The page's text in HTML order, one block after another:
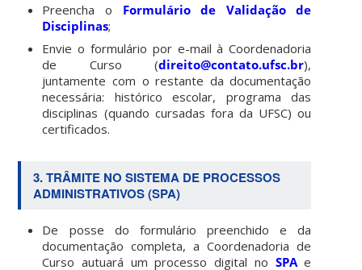
Preencha o Formulário de Validação de
Disciplinas;
Envie o formulário por e-mail à Coordenadoria
de Curso (direito@contato.ufsc.br),
juntamente com o restante da documentação
necessária: histórico escolar, programa das
disciplinas (quando cursadas fora da UFSC) ou
certificados.
3. TRÂMITE NO SISTEMA DE PROCESSOS
ADMINISTRATIVOS (SPA)
De posse do formulário preenchido e da
documentação completa, a Coordenadoria de
Curso autuará um processo digital no SPAe